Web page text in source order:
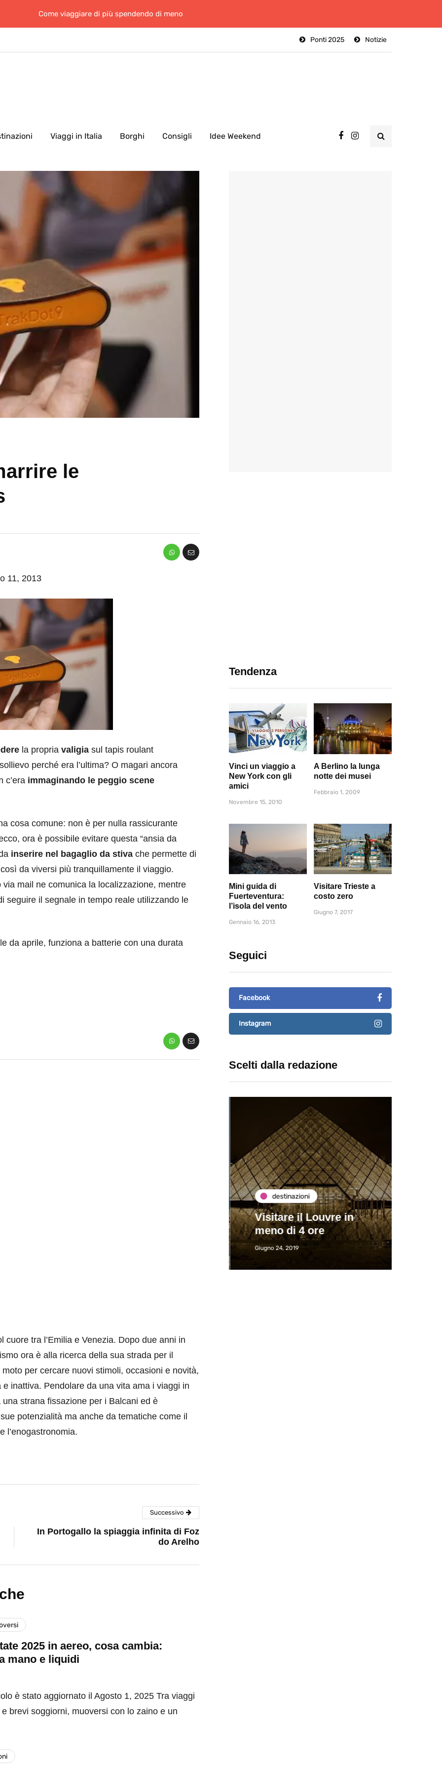
Come viaggiare di più spendendo di meno
Notizie
Ponti 2025
Viaggi in Italia Borghi Consigli Idee Weekend
le
11, 2013
la propria valigia sul tapis roulant
perché era l’ultima? O magari ancora
c’era immaginando le peggio scene
cosa comune: non è per nulla rassicurante
ora è possibile evitare questa “ansia da
inserire nel bagaglio da stiva che permette di
da viversi più tranquillamente il viaggio.
mail ne comunica la localizzazione, mentre
seguire il segnale in tempo reale utilizzando le
da aprile, funziona a batterie con una durata
Tendenza
Vinci un viaggio a
New York con gli
amici
Novembre 15, 2010
A Berlino la lunga
notte dei musei
Febbraio 1, 2009
Mini guida di
Fuerteventura:
l’isola del vento
Gennaio 16, 2013
Visitare Trieste a
costo zero
Giugno 7, 2017
Seguici
Facebook
Instagram
Scelti dalla redazione
destinazioni
Visitare il Louvre in
meno di 4 ore
Giugno 24, 2019
cuore tra l’Emilia e Venezia. Dopo due anni in
ora è alla ricerca della sua strada per il
per cercare nuovi stimoli, occasioni e novità,
inattiva. Pendolare da una vita ama i viaggi in
una strana fissazione per i Balcani ed è
potenzialità ma anche da tematiche come il
l’enogastronomia.
Successivo
In Portogallo la spiaggia infinita di Foz
do Arelho
2025 in aereo, cosa cambia:
mano e liquidi
è stato aggiornato il Agosto 1, 2025 Tra viaggi
brevi soggiorni, muoversi con lo zaino e un